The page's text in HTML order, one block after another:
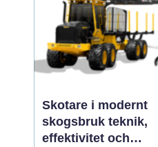
där många söker...
Skotare i modernt
skogsbruk teknik,
effektivitet och